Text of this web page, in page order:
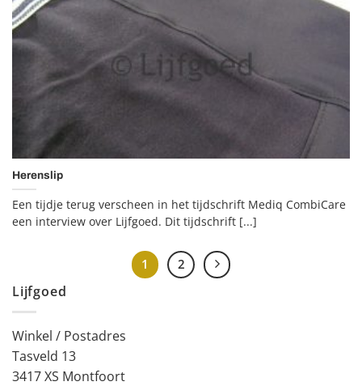
Herenslip
Een tijdje terug verscheen in het tijdschrift Mediq CombiCare
een interview over Lijfgoed. Dit tijdschrift [...]
1 2
Lijfgoed
Winkel / Postadres
Tasveld 13
3417 XS Montfoort